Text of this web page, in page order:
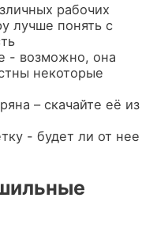
рабочих
лучше понять с
- возможно, она
некоторые
– скачайте её из
- будет ли от нее